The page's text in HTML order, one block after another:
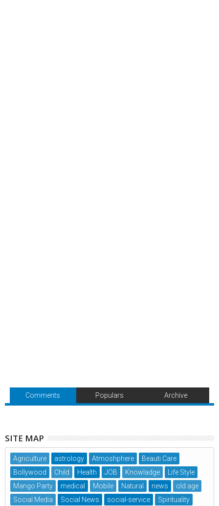
Comments Populars Archive
SITE MAP
Agriculture astrology Atmoshphere
Beauti Care
Bollywood
Child Health JOB Knowladge
Life Style
Mango Party
medical Mobile Natural news
old age
Social Media
Social News social-service
Spirituality